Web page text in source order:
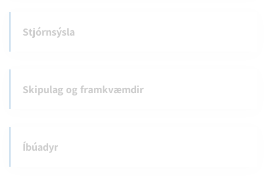
Stjórnsýsla
Skipulag og framkvæmdir
Íbúadyr